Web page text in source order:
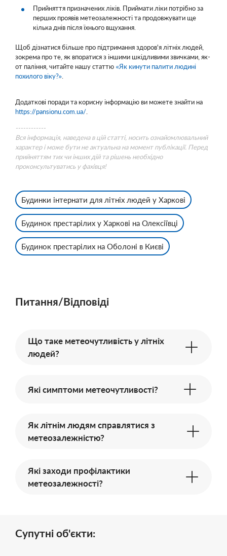
Прийняття призначених ліків. Приймати ліки потрібно за
перших проявів метеозалежності та продовжувати ще
кілька днів після їхнього вщухання.
Щоб дізнатися більше про підтримання здоров'я літніх людей,
зокрема про те, як впоратися з іншими шкідливими звичками, як-
от паління, читайте нашу статтю «Як кинути палити людині
похилого віку?»
Додаткові поради та корисну інформацію ви можете знайти на
https://pansionu.com.ua/
------------
Вся інформація, наведена в цій статті, носить ознайомлювальний
характер і може бути не актуальна на момент публікації. Перед
прийняттям тих чи інших дій та рішень необхідно
проконсультуватись у фахівця!
Будинки інтернати для літніх людей у Харкові
Будинок престарілих у Харкові на Олексіївці
Будинок престарілих на Оболоні в Києві
Питання/Відповіді
Що таке метеочутливість у літніх
людей?
Які симптоми метеочутливості?
Як літнім людям справлятися з
метеозалежністю?
Які заходи профілактики
метеозалежності?
Супутні об'єкти: